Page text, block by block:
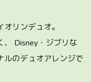
リンデュオ。
、 Disney・ジブリな
ルのデュオアレンジで